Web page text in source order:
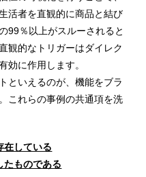
活者を直観的に商品と結び
99％以上がスルーされると
観的なトリガーはダイレク
効に作用します。
といえるのが、機能をブラ
これらの事例の共通項を洗
在している
たものである